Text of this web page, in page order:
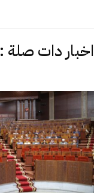
اخبار دات صلة :